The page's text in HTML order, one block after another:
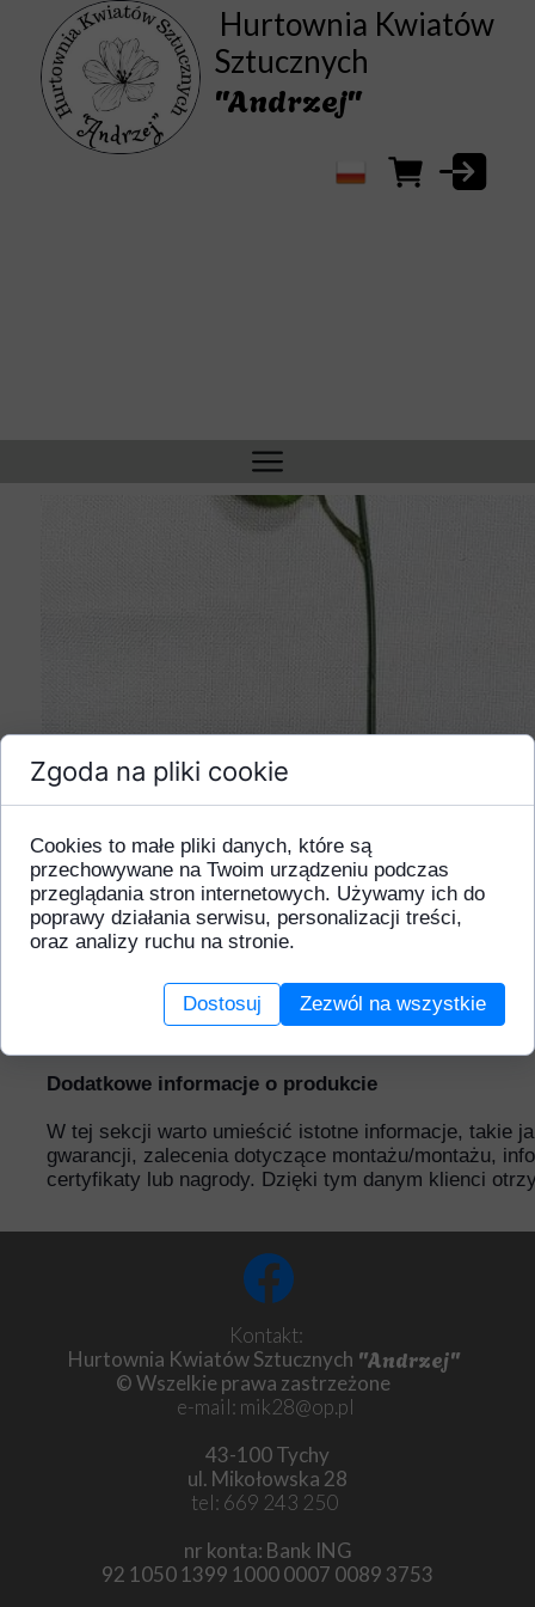
Hurtownia Kwiatów
Sztucznych
"Andrzej"
Dodatkowe informacje o produkcie
W tej sekcji warto umieścić istotne informacje, takie
gwarancji, zalecenia dotyczące montażu/montażu,
certyfikaty lub nagrody. Dzięki tym danym klienci
Kontakt:
Hurtownia Kwiatów Sztucznych "Andrzej"
© Wszelkie prawa zastrzeżone
e-mail: mik28@op.pl
43-100 Tychy
ul. Mikołowska 28
tel: 669 243 250
nr konta: Bank ING
92 1050 1399 1000 0007 0089 3753
Zgoda na pliki cookie
Cookies to małe pliki danych, które są
przechowywane na Twoim urządzeniu podczas
przeglądania stron internetowych. Używamy ich do
poprawy działania serwisu, personalizacji treści,
oraz analizy ruchu na stronie.
Dostosuj Zezwól na wszystkie